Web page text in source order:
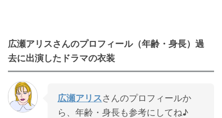
広瀬アリスさんのプロフィール（年齢・身長）過
去に出演したドラマの衣装
広瀬アリスさんのプロフィールか
ら、年齢・身長も参考にしてね♪